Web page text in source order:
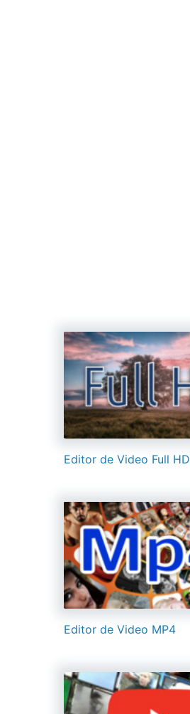
Editor de Video Full HD
Editor de Video MP4